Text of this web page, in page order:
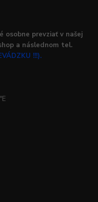
osobne prevziať v našej
a následnom tel.
!!!).